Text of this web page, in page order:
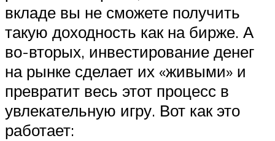
вкладе вы не сможете получить
такую доходность как на бирже. А
во-вторых, инвестирование денег
на рынке сделает их «живыми» и
превратит весь этот процесс в
увлекательную игру. Вот как это
работает: